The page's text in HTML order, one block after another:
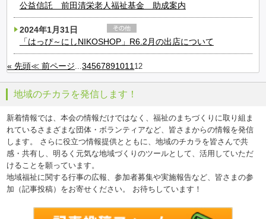
公益信託 前田清栄老人福祉基金 助成案内
2024年1月31日
「はっぴ～にしNIKOSHOP」R6.2月の出店について
« 先頭≪ 前ページ...34567891011 12
地域のチカラを発信します！
新着情報では、本会の情報だけではなく、福祉のまちづくりに取り組ま
れているさまざまな団体・ボランティアなど、皆さまからの情報を発信
します。 さらに役立つ情報提供とともに、地域のチカラを皆さんで共
感・共有し、明るく元気な地域づくりのツールとして、活用していただ
けることを願っています。
地域福祉に関する行事の広報、参加者募集や実施報告など、皆さまの参
加（記事投稿）をお寄せください。 お待ちしています！